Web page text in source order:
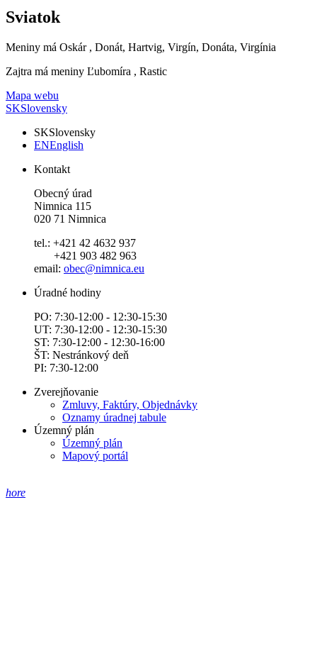
Sviatok
Meniny má Oskár , Donát, Hartvig, Virgín, Donáta, Virgínia
Zajtra má meniny Ľubomíra , Rastic
Mapa webu
SKSlovensky
SKSlovensky
ENEnglish
Kontakt
Obecný úrad
Nimnica 115
020 71 Nimnica
tel.: +421 42 4632 937
+421 903 482 963
email: obec@nimnica.eu
Úradné hodiny
PO: 7:30-12:00 - 12:30-15:30
UT: 7:30-12:00 - 12:30-15:30
ST: 7:30-12:00 - 12:30-16:00
ŠT: Nestránkový deň
PI: 7:30-12:00
Zverejňovanie
Zmluvy, Faktúry, Objednávky
Oznamy úradnej tabule
Územný plán
Územný plán
Mapový portál
hore